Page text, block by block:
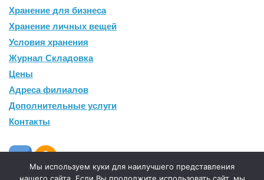
Хранение для бизнеса
Хранение личных вещей
Условия хранения
Журнал Складовка
Цены
Адреса филиалов
Дополнительные услуги
Контакты
Мы используем куки для наилучшего представления